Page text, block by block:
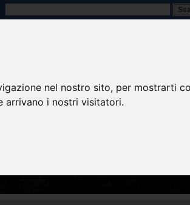
nel nostro sito, per mostrarti
arrivano i nostri visitatori.